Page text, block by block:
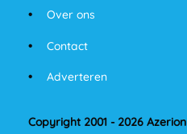
Over ons
Contact
Adverteren
Copyright 2001 - 2026 Azerion